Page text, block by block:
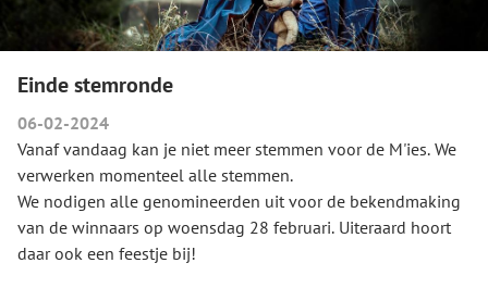
Einde stemronde
06-02-2024
Vanaf vandaag kan je niet meer stemmen voor de M'ies. We
verwerken momenteel alle stemmen.
We nodigen alle genomineerden uit voor de bekendmaking
van de winnaars op woensdag 28 februari. Uiteraard hoort
daar ook een feestje bij!